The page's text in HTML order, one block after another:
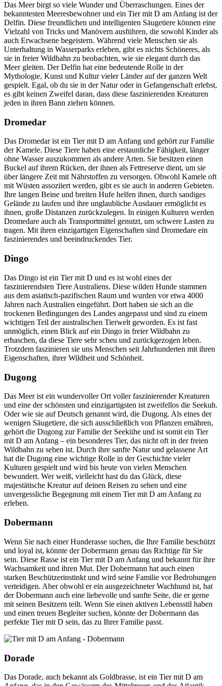
Das Meer birgt so viele Wunder und Überraschungen. Eines der
bekanntesten Meeresbewohner und ein Tier mit D am Anfang ist der
Delfin. Diese freundlichen und intelligenten Säugetiere können eine
Vielzahl von Tricks und Manövern ausführen, die sowohl Kinder als
auch Erwachsene begeistern. Während viele Menschen sie als
Unterhaltung in Wasserparks erleben, gibt es nichts Schöneres, als
sie in freier Wildbahn zu beobachten, wie sie elegant durch das
Meer gleiten. Der Delfin hat eine bedeutende Rolle in der
Mythologie, Kunst und Kultur vieler Länder auf der ganzen Welt
gespielt. Egal, ob du sie in der Natur oder in Gefangenschaft erlebst,
es gibt keinen Zweifel daran, dass diese faszinierenden Kreaturen
jeden in ihren Bann ziehen können.
Dromedar
Das Dromedar ist ein Tier mit D am Anfang und gehört zur Familie
der Kamele. Diese Tiere haben eine erstaunliche Fähigkeit, länger
ohne Wasser auszukommen als andere Arten. Sie besitzen einen
Buckel auf ihrem Rücken, der ihnen als Fettreserve dient, um sie
über längere Zeit mit Nährstoffen zu versorgen. Obwohl Kamele oft
mit Wüsten assoziiert werden, gibt es sie auch in anderen Gebieten.
Ihre langen Beine und breiten Hufe helfen ihnen, durch sandiges
Gelände zu laufen und ihre unglaubliche Ausdauer ermöglicht es
ihnen, große Distanzen zurückzulegen. In einigen Kulturen werden
Dromedare auch als Transportmittel genutzt, um schwere Lasten zu
tragen. Mit ihren einzigartigen Eigenschaften sind Dromedare ein
faszinierendes und beeindruckendes Tier.
Dingo
Das Dingo ist ein Tier mit D und es ist wohl eines der
faszinierendsten Tiere Australiens. Diese wilden Hunde stammen
aus dem asiatisch-pazifischen Raum und wurden vor etwa 4000
Jahren nach Australien eingeführt. Dort haben sie sich an die
trockenen Bedingungen des Landes angepasst und sind zu einem
wichtigen Teil der australischen Tierwelt geworden. Es ist fast
unmöglich, einen Blick auf ein Dingo in freier Wildbahn zu
erhaschen, da diese Tiere sehr scheu und zurückgezogen leben.
Trotzdem faszinieren sie uns Menschen seit Jahrhunderten mit ihren
Eigenschaften, ihrer Wildheit und Schönheit.
Dugong
Das Meer ist ein wundervoller Ort voller faszinierender Kreaturen
und eine der schönsten und einzigartigsten ist zweifellos die Seekuh.
Oder wie sie auf Deutsch genannt wird, die Dugong. Als eines der
wenigen Säugetiere, die sich ausschließlich von Pflanzen ernähren,
gehört die Dugong zur Familie der Seekühe und ist somit ein Tier
mit D am Anfang – ein besonderes Tier, das nicht oft in der freien
Wildbahn zu sehen ist. Durch ihre sanfte Natur und gelassene Art
hat die Dugong eine wichtige Rolle in der Geschichte vieler
Kulturen gespielt und wird bis heute von vielen Menschen
bewundert. Wer weiß, vielleicht hast du das Glück, diese
majestätische Kreatur auf deinen Reisen zu sehen und eine
unvergessliche Begegnung mit einem Tier mit D am Anfang zu
erleben.
Dobermann
Wenn Sie nach einer Hunderasse suchen, die Ihre Familie beschützt
und loyal ist, könnte der Dobermann genau das Richtige für Sie
sein. Diese Rasse ist ein Tier mit D am Anfang und bekannt für ihre
Wachsamkeit und ihren Mut. Der Dobermann hat auch einen
starken Beschützerinstinkt und wird seine Familie vor Bedrohungen
verteidigen. Aber obwohl er ein ausgezeichneter Wachhund ist, hat
der Dobermann auch eine liebevolle und sanfte Seite, die er gerne
mit seinen Besitzern teilt. Wenn Sie einen aktiven Lebensstil haben
und einen treuen Begleiter suchen, könnte der Dobermann das
perfekte Tier mit D sein, das zu Ihrer Familie passt.
Dorade
Das Dorade, auch bekannt als Goldbrasse, ist ein Tier mit D am